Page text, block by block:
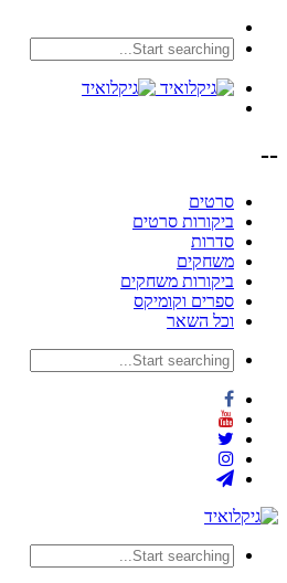
--
סרטים
ביקורות סרטים
סדרות
משחקים
ביקורות משחקים
ספרים וקומיקס
וכל השאר